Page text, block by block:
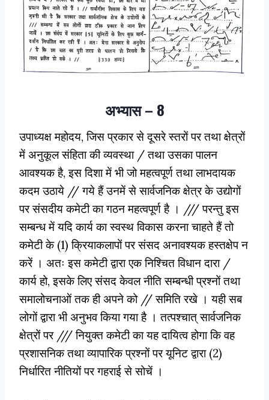
अभ्यास – 8
उपाध्यक्ष महोदय, जिस प्रकार से दूसरे स्तरों पर तथा क्षेत्रों
में अनुकूल संहिता की व्यवस्था / तथा उसका पालन
आवश्यक है, इस दिशा में भी जो महत्वपूर्ण तथा लाभदायक
कदम उठाये // गये हैं उनमें से सार्वजनिक क्षेत्र के उद्योगों
पर संसदीय कमेटी का गठन महत्वपूर्ण है । /// परन्तु इस
सम्बन्ध में यदि कार्य का स्वस्थ विकास करना चाहते हैं तो
कमेटी के (1) क्रियाकलापों पर संसद अनावश्यक हस्तक्षेप न
करें । अतः इस कमेटी द्वारा एक निश्चित विधान दारा /
कार्य हो, इसके लिए संसद केवल नीति सम्बन्धी प्रश्नों तथा
समालोचनाओं तक ही अपने को // समिति रखे । यही सब
लोगों द्वारा भी अनुभव किया गया है । तत्पश्चात् सार्वजनिक
क्षेत्रों पर /// नियुक्त कमेटी का यह दायित्व होगा कि वह
प्रशासनिक तथा व्यापारिक प्रश्नों पर यूनिट द्वारा (2)
निर्धारित नीतियों पर गहराई से सोचें ।